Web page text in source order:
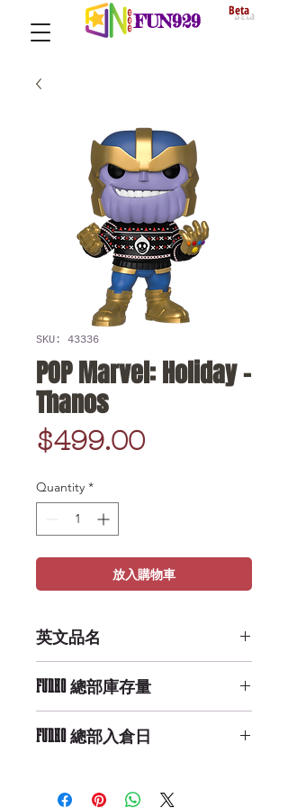
FUN929 Beta
SKU: 43336
POP Marvel: Holiday -
Thanos
$499.00Price
Quantity *
放入購物車
英文品名
FUNKO 總部庫存量
FUNKO 總部入倉日